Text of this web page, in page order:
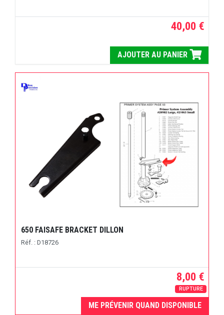
40,00 €
AJOUTER AU PANIER
650 FAISAFE BRACKET DILLON
Réf. : D18726
8,00 €
RUPTURE
ME PRÉVENIR QUAND DISPONIBLE